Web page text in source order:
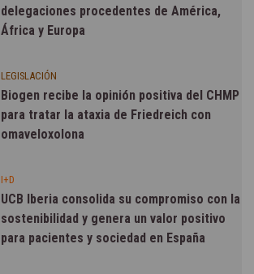
delegaciones procedentes de América,
África y Europa
LEGISLACIÓN
Biogen recibe la opinión positiva del CHMP
para tratar la ataxia de Friedreich con
omaveloxolona
I+D
UCB Iberia consolida su compromiso con la
sostenibilidad y genera un valor positivo
para pacientes y sociedad en España